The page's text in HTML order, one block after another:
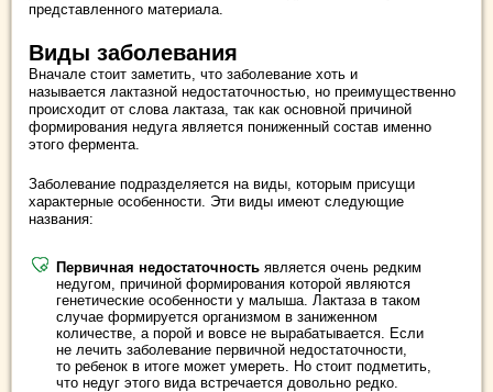
представленного материала.
Виды заболевания
Вначале стоит заметить, что заболевание хоть и
называется лактазной недостаточностью, но преимущественно
происходит от слова лактаза, так как основной причиной
формирования недуга является пониженный состав именно
этого фермента.
Заболевание подразделяется на виды, которым присущи
характерные особенности. Эти виды имеют следующие
названия:
Первичная недостаточность является очень редким
недугом, причиной формирования которой являются
генетические особенности у малыша. Лактаза в таком
случае формируется организмом в заниженном
количестве, а порой и вовсе не вырабатывается. Если
не лечить заболевание первичной недостаточности,
то ребенок в итоге может умереть. Но стоит подметить,
что недуг этого вида встречается довольно редко.